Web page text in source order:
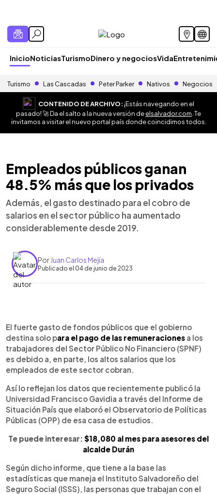
InicioNoticiasTurismoDinero y negociosVida
Turismo Las Cascadas Peter Parker Nativos Negocios
CONTENIDO DE ARCHIVO:¡Estás navegando en el
pasado! 🚀 Da el salto a la nueva versión deelsalvador.com . Te
invitamos a visitar el nuevo portal país donde coincidimos todos.
Empleados públicos ganan
48.5% más que los privados
Además, el gasto destinado para el cobro de
salarios en el sector público ha aumentado
considerablemente desde 2019.
Por Juan Carlos Mejía
Publicado el 04 de junio de 2023
► Escuchar artículo
El fuerte gasto de fondos públicos que el gobierno
destina solo para el pago de las remuneraciones a los
trabajadores del Sector Público No Financiero (SPNF)
es debido a, en parte, los altos salarios que los
empleados de este sector cobran.
Así lo reflejan los datos que recientemente publicó la
Universidad Francisco Gavidia a través del Informe de
Situación País que elaboró el Observatorio de Políticas
Públicas (OPP) de esa casa de estudios.
Te puede interesar: $18,080 al mes para asesores del
alcalde Durán
Según dicho informe, que tiene a la base las
estadísticas que maneja el Instituto Salvadoreño del
Seguro Social (ISSS), las personas que trabajan con el